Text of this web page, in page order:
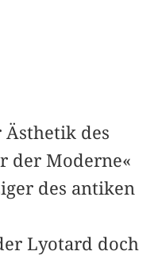
Ästhetik des
der Moderne«
des antiken
Lyotard doch